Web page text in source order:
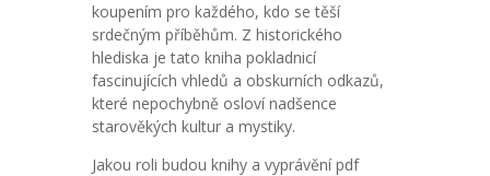
koupením pro každého, kdo se těší
srdečným příběhům. Z historického
hlediska je tato kniha pokladnicí
fascinujících vhledů a obskurních odkazů,
které nepochybně osloví nadšence
starověkých kultur a mystiky.
Jakou roli budou knihy a vyprávění pdf